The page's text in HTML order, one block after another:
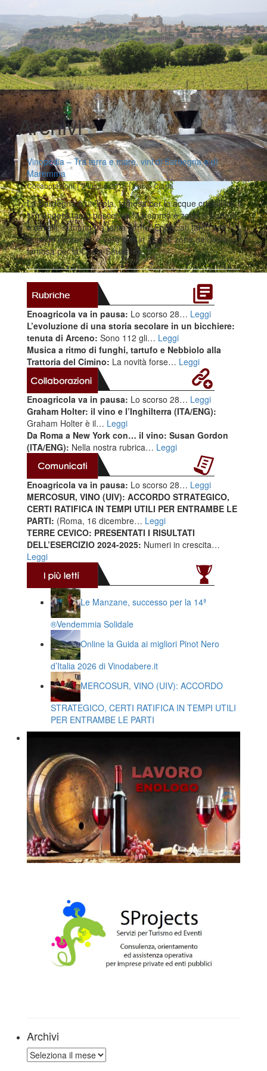
Archivi
Vinopedia – Tra terra e mare, vini di Sardegna e di
Maremma
Collaborazioni|7 Luglio 2015|Fabio Ciarla
La Sardegna è un’isola, famosa per le acque cristalline,
si mangerà tanto pesce. La Maremma è zona di butteri
e cavalli, si mangerà tanta carne. Enunciati tanto veri
quando imprecisi, è vero che in alcune zone dell’isola
famosa per la Costa Smeralda…
Enoagricola va in pausa: Lo scorso 28… Leggi
L’evoluzione di una storia secolare in un bicchiere:
tenuta di Arceno: Sono 112 gli… Leggi
Musica a ritmo di funghi, tartufo e Nebbiolo alla
Trattoria del Cimino: La novità forse… Leggi
Enoagricola va in pausa: Lo scorso 28… Leggi
Graham Holter: il vino e l’Inghilterra (ITA/ENG):
Graham Holter è il… Leggi
Da Roma a New York con… il vino: Susan Gordon
(ITA/ENG): Nella nostra rubrica… Leggi
Enoagricola va in pausa: Lo scorso 28… Leggi
MERCOSUR, VINO (UIV): ACCORDO STRATEGICO,
CERTI RATIFICA IN TEMPI UTILI PER ENTRAMBE LE
PARTI: (Roma, 16 dicembre… Leggi
TERRE CEVICO: PRESENTATI I RISULTATI
DELL’ESERCIZIO 2024-2025: Numeri in crescita…
Leggi
Le Manzane, successo per la 14ª
®️Vendemmia Solidale
Online la Guida ai migliori Pinot Nero
d’Italia 2026 di Vinodabere.it
MERCOSUR, VINO (UIV): ACCORDO
STRATEGICO, CERTI RATIFICA IN TEMPI UTILI
PER ENTRAMBE LE PARTI
Archivi
Archivi